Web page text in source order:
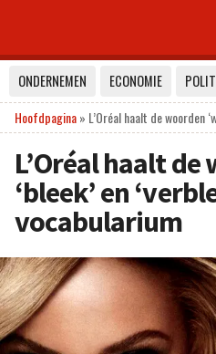
ONDERNEMEN ECONOMIE
Hoofdpagina» L’Oréal haalt de woorden
L’Oréal haalt de
‘bleek’ en
vocabularium